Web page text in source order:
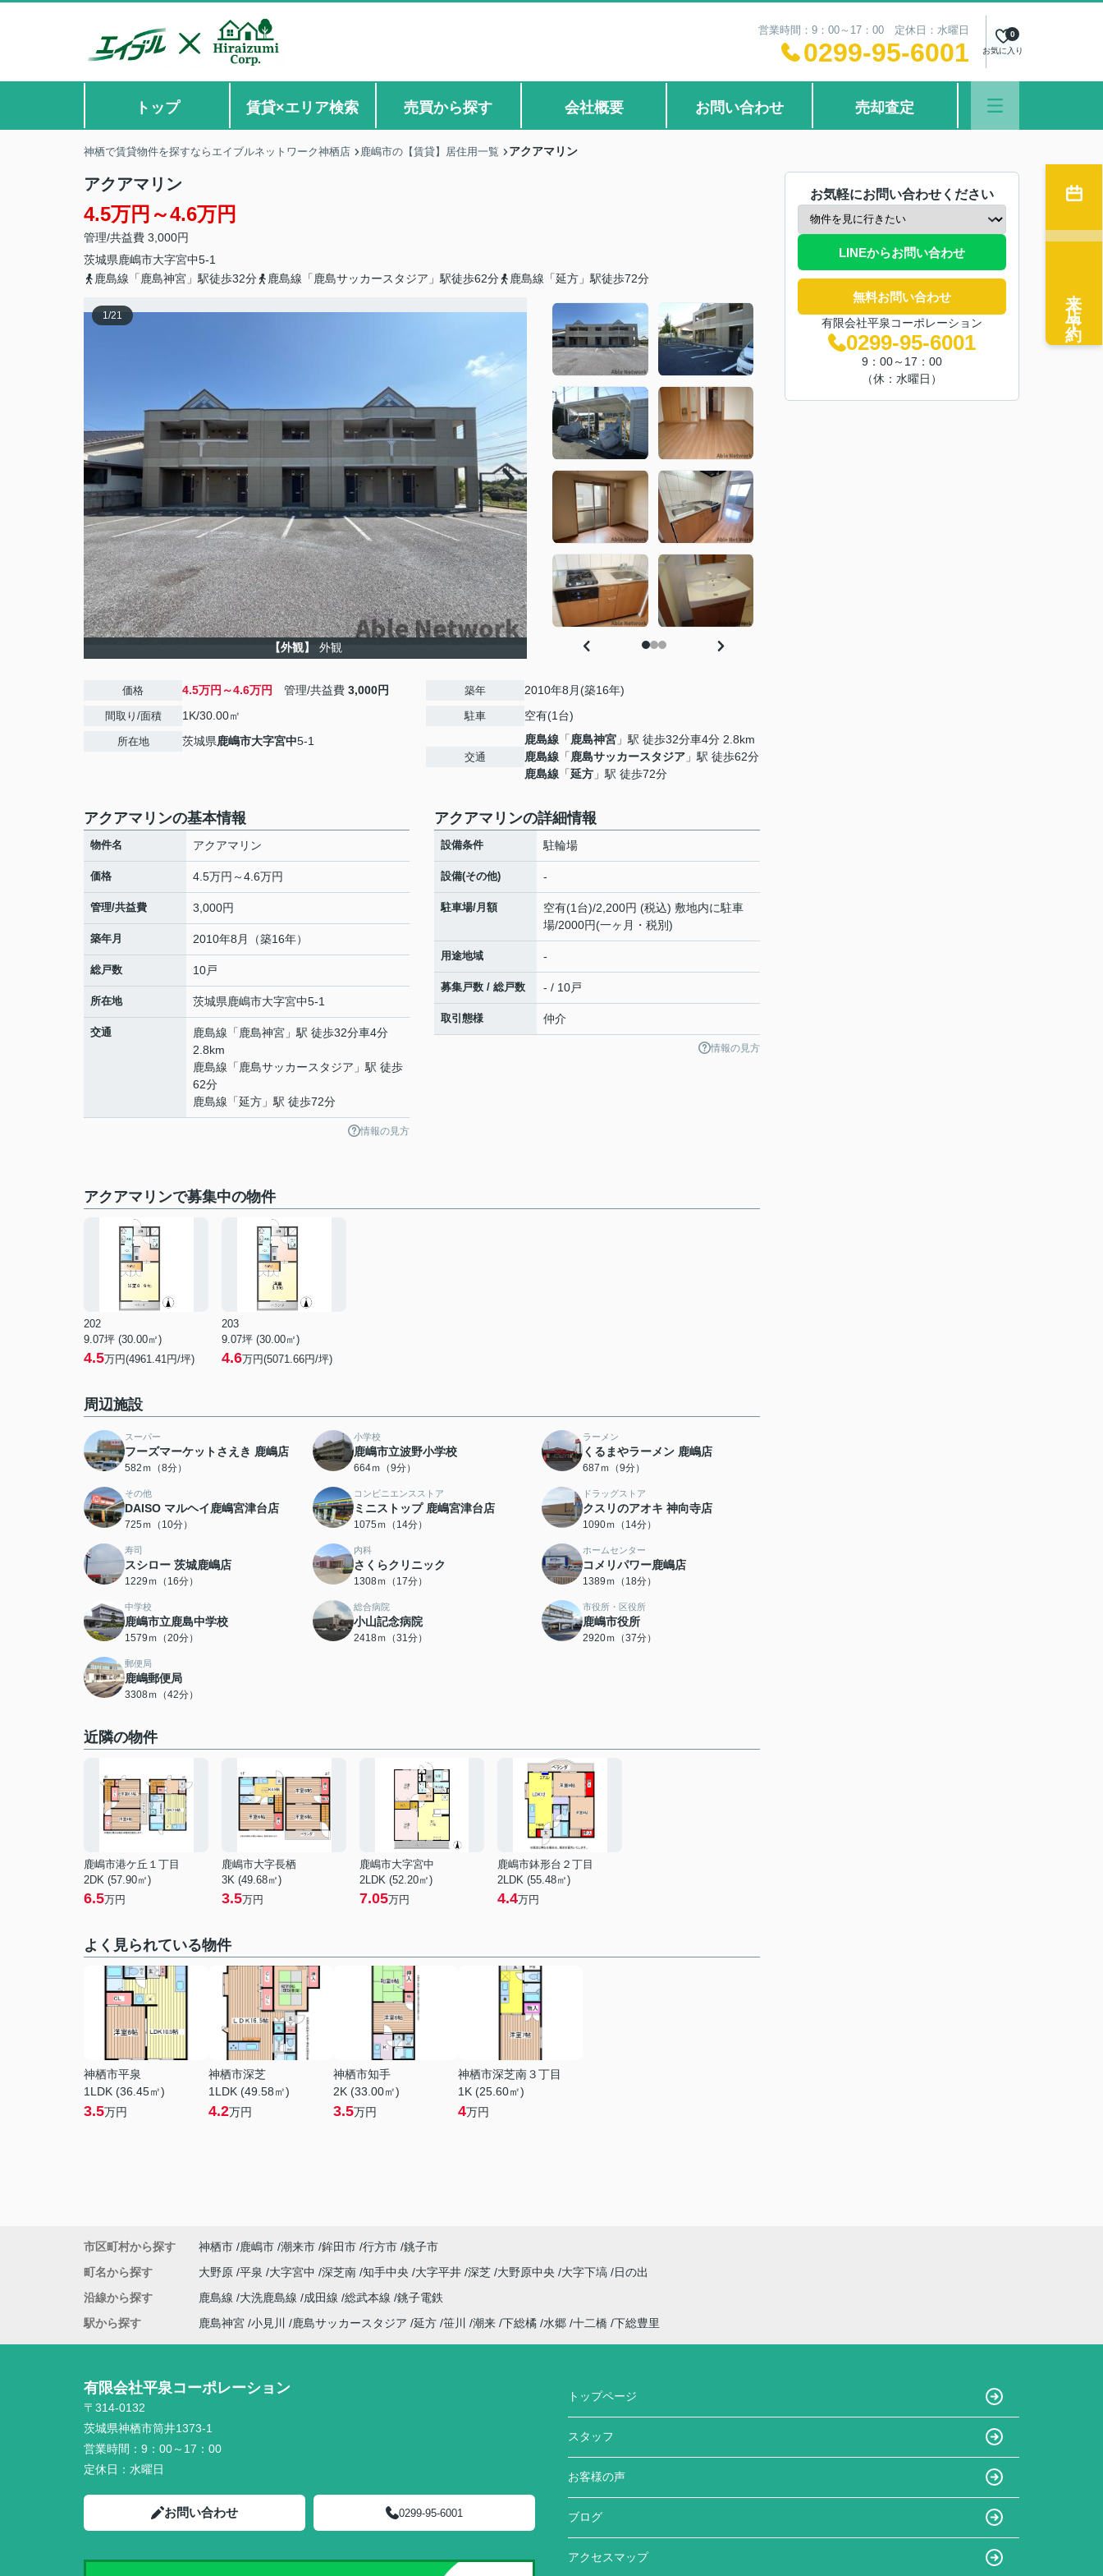
営業時間：9：00～17：00 定休日：水曜日
0299-95-6001 お気に入り
0
トップ 賃貸×エリア検索 売買から探す 会社概要 お問い合わせ 売却査定
神栖で賃貸物件を探すならエイブルネットワーク神栖店 鹿嶋市の【賃貸】居住用一覧 アクアマリン
アクアマリン
4.5万円～4.6万円
管理/共益費 3,000円
茨城県鹿嶋市大字宮中5-1
鹿島線「鹿島神宮」駅徒歩32分
鹿島線「鹿島サッカースタジア」駅徒歩62分 鹿島線「延方」駅徒歩72分
1/21
【外観】 外観
価格 4.5万円～4.6万円 管理/共益費 3,000円
間取り/面積 1K/30.00㎡
所在地 茨城県鹿嶋市大字宮中5-1
築年 2010年8月(築16年)
駐車 空有(1台)
交通
鹿島線 「 鹿島神宮 」駅 徒歩32分車4分 2.8km
鹿島線 「 鹿島サッカースタジア 」駅 徒歩62分
鹿島線 「延方 」駅 徒歩72分
アクアマリンの基本情報
物件名 アクアマリン
価格 4.5万円～4.6万円
管理/共益費 3,000円
築年月 2010年8月（築16年）
総戸数 10戸
所在地 茨城県鹿嶋市大字宮中5-1
交通 鹿島線 「 鹿島神宮 」駅 徒歩32分車4分
2.8km
鹿島線 「 鹿島サッカースタジア 」駅 徒歩
62分
鹿島線 「延方 」駅 徒歩72分
情報の見方
アクアマリンの詳細情報
設備条件 駐輪場
設備(その他) -
駐車場/月額
空有(1台)/2,200円 (税込) 敷地内に駐車
場/2000円(一ヶ月・税別)
用途地域 -
募集戸数 / 総戸数 - / 10戸
取引態様 仲介
情報の見方
アクアマリンで募集中の物件
202
9.07坪 (30.00㎡)
4.5万円(4961.41円/坪)
203
9.07坪 (30.00㎡)
4.6万円(5071.66円/坪)
周辺施設
スーパー
フーズマーケットさえき 鹿嶋店
582ｍ（8分）
小学校
鹿嶋市立波野小学校
664ｍ（9分）
ラーメン
くるまやラーメン 鹿嶋店
687ｍ（9分）
その他
DAISO マルヘイ鹿嶋宮津台店
725ｍ（10分）
コンビニエンスストア
ミニストップ 鹿嶋宮津台店
1075ｍ（14分）
ドラッグストア
クスリのアオキ 神向寺店
1090ｍ（14分）
寿司
スシロー 茨城鹿嶋店
1229ｍ（16分）
内科
さくらクリニック
1308ｍ（17分）
ホームセンター
コメリパワー鹿嶋店
1389ｍ（18分）
中学校
鹿嶋市立鹿島中学校
1579ｍ（20分）
総合病院
小山記念病院
2418ｍ（31分）
市役所・区役所
鹿嶋市役所
2920ｍ（37分）
郵便局
鹿嶋郵便局
3308ｍ（42分）
近隣の物件
鹿嶋市港ケ丘１丁目
2DK (57.90㎡)
6.5万円
鹿嶋市大字長栖
3K (49.68㎡)
3.5万円
鹿嶋市大字宮中
2LDK (52.20㎡)
7.05万円
鹿嶋市鉢形台２丁目
2LDK (55.48㎡)
4.4万円
よく見られている物件
神栖市平泉
1LDK (36.45㎡)
3.5万円
神栖市深芝
1LDK (49.58㎡)
4.2万円
神栖市知手
2K (33.00㎡)
3.5万円
神栖市深芝南３丁目
1K (25.60㎡)
4万円
お気軽にお問い合わせください
LINEからお問い合わせ
無料お問い合わせ
有限会社平泉コーポレーション
0299-95-6001
9：00～17：00
（休：水曜日）
来店予約
市区町村から探す 神栖市 鹿嶋市 潮来市 鉾田市 行方市 銚子市
町名から探す
大野原 平泉 大字宮中 深芝南 知手中央 大字平井 深芝 大野原中央 大字下塙
日の出
沿線から探す
鹿島線 大洗鹿島線 成田線 総武本線 銚子電鉄
駅から探す
鹿島神宮 小見川 鹿島サッカースタジア 延方 笹川 潮来 下総橘 水郷 十二橋 下総豊里
有限会社平泉コーポレーション
〒314-0132
茨城県神栖市筒井1373-1
営業時間： 9：00～17：00
定休日： 水曜日
お問い合わせ 0299-95-6001
トップページ
スタッフ
お客様の声
ブログ
アクセスマップ